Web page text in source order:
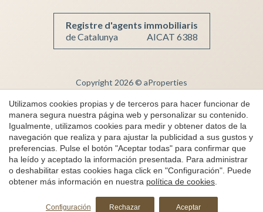
Solicita más información
Registre d'agents immobiliaris
de Catalunya
AICAT 6388
Copyright 2026 © aProperties
Inmobiliaria de lujo
AICAT 6388
Aviso Legal
Política de Privacidad
Política de cookies
Canal de denuncias
Utilizamos cookies propias y de terceros para hacer funcionar de
manera segura nuestra página web y personalizar su contenido.
Igualmente, utilizamos cookies para medir y obtener datos de la
navegación que realiza y para ajustar la publicidad a sus gustos y
preferencias. Pulse el botón "Aceptar todas" para confirmar que
ha leído y aceptado la información presentada. Para administrar
o deshabilitar estas cookies haga click en "Configuración". Puede
obtener más información en nuestra política de cookies
Configuración Rechazar Aceptar